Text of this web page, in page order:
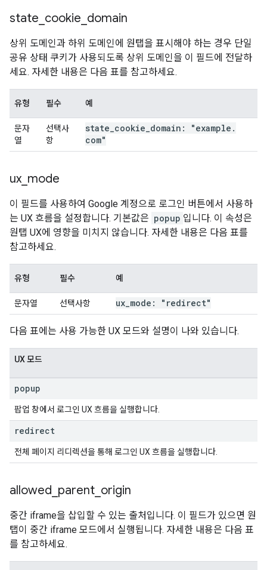
state cookie domain
상위 도메인과 하위 도메인에 원탭을 표시해야 하는 경우 단일
공유 상태 쿠키가 사용되도록 상위 도메인을 이 필드에 전달하
세요. 자세한 내용은 다음 표를 참고하세요.
유형 필수 예
문자
열
선택사
항
state cookie domain: "example .
com"
ux mode
이 필드를 사용하여 Google 계정으로 로그인 버튼에서 사용하
는 UX 흐름을 설정합니다. 기본값은 popup 입니다. 이 속성은
원탭 UX에 영향을 미치지 않습니다. 자세한 내용은 다음 표를
참고하세요.
유형 필수 예
문자열 선택사항 ux mode: "redirect"
다음 표에는 사용 가능한 UX 모드와 설명이 나와 있습니다.
UX 모드
popup
팝업 창에서 로그인 UX 흐름을 실행합니다.
redirect
전체 페이지 리디렉션을 통해 로그인 UX 흐름을 실행합니다.
allowed parent origin
중간 iframe을 삽입할 수 있는 출처입니다. 이 필드가 있으면 원
탭이 중간 iframe 모드에서 실행됩니다. 자세한 내용은 다음 표
를 참고하세요.